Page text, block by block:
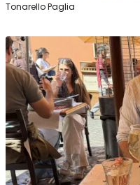
Tonarello Paglia